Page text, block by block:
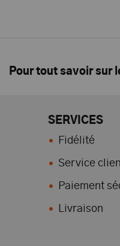
Pour tout savoir sur
SERVICES
Fidélité
Service
Paiement
Livraison